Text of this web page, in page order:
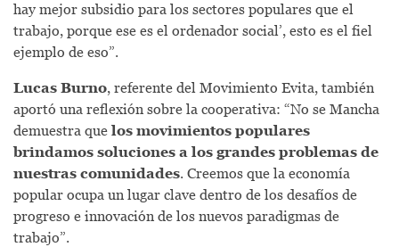
hay mejor subsidio para los sectores populares que el
trabajo, porque ese es el ordenador social’, esto es el fiel
ejemplo de eso”.
Lucas Burno, referente del Movimiento Evita, también
aportó una reflexión sobre la cooperativa: “No se Mancha
demuestra que los movimientos populares
brindamos soluciones a los grandes problemas de
nuestras comunidades. Creemos que la economía
popular ocupa un lugar clave dentro de los desafíos de
progreso e innovación de los nuevos paradigmas de
trabajo”.